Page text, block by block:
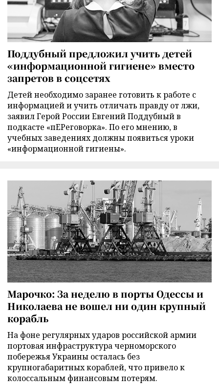
Поддубный предложил учить детей
«информационной гигиене» вместо
запретов в соцсетях
Детей необходимо заранее готовить к работе с
информацией и учить отличать правду от лжи,
заявил Герой России Евгений Поддубный в
подкасте «пЕРеговорка». По его мнению, в
учебных заведениях должны появиться уроки
«информационной гигиены».
Марочко: За неделю в порты Одессы и
Николаева не вошел ни один крупный
корабль
На фоне регулярных ударов российской армии
портовая инфраструктура черноморского
побережья Украины осталась без
крупногабаритных кораблей, что привело к
колоссальным финансовым потерям.